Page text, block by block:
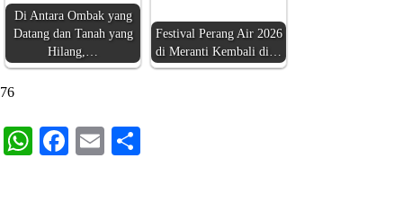
Di Antara Ombak yang
Datang dan Tanah yang
Hilang,…
Festival Perang Air 2026
di Meranti Kembali di…
76
WhatsApp
Facebook
Email